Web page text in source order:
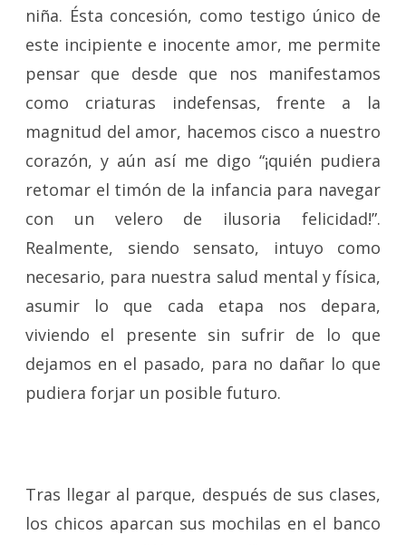
niña. Ésta concesión, como testigo único de
este incipiente e inocente amor, me permite
pensar que desde que nos manifestamos
como criaturas indefensas, frente a la
magnitud del amor, hacemos cisco a nuestro
corazón, y aún así me digo “¡quién pudiera
retomar el timón de la infancia para navegar
con un velero de ilusoria felicidad!”.
Realmente, siendo sensato, intuyo como
necesario, para nuestra salud mental y física,
asumir lo que cada etapa nos depara,
viviendo el presente sin sufrir de lo que
dejamos en el pasado, para no dañar lo que
pudiera forjar un posible futuro.
Tras llegar al parque, después de sus clases,
los chicos aparcan sus mochilas en el banco